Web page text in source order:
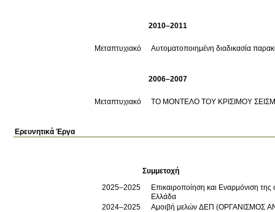
2010–2011
Μεταπτυχιακό Αυτοματοποιημένη διαδικασία
2006–2007
Μεταπτυχιακό ΤΟ ΜΟΝΤΕΛΟ ΤΟΥ ΚΡΙΣΙΜΟΥ
Ερευνητικά Έργα
Συμμετοχή
2025–2025
Επικαιροποίηση και Εναρμόνιση της
Ελλάδα
2024–2025
Αμοιβή μελών ΔΕΠ (ΟΡΓΑΝΙΣΜΟΣ